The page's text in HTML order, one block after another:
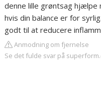
denne lille grøntsag hjælpe
hvis din balance er for
godt til at reducere
Anmodning om fjernelse
Se det fulde svar på